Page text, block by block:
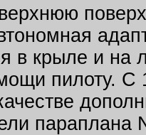
в крыле и на
пилоту. С
параплана